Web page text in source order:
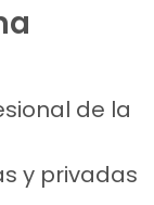
de la
y privadas